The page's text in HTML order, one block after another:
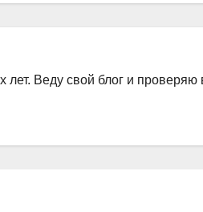
Веду свой блог и проверяю